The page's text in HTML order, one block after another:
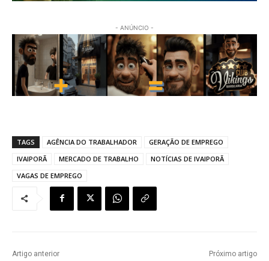
- ANÚNCIO -
TAGS AGÊNCIA DO TRABALHADOR
GERAÇÃO DE EMPREGO
IVAIPORÃ
MERCADO DE TRABALHO
NOTÍCIAS DE IVAIPORÃ
VAGAS DE EMPREGO
Artigo anterior Próximo artigo